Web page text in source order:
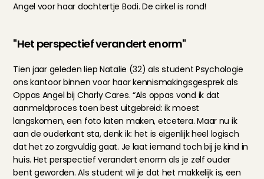
Angel voor haar dochtertje Bodi. De cirkel is rond!
"Het perspectief verandert enorm"
Tien jaar geleden liep Natalie (32) als student Psychologie
ons kantoor binnen voor haar kennismakingsgesprek als
Oppas Angel bij Charly Cares. “Als oppas vond ik dat
aanmeldproces toen best uitgebreid: ik moest
langskomen, een foto laten maken, etcetera. Maar nu ik
aan de ouderkant sta, denk ik: het is eigenlijk heel logisch
dat het zo zorgvuldig gaat. Je laat iemand toch bij je kind in
huis. Het perspectief verandert enorm als je zelf ouder
bent geworden. Als student wil je dat het makkelijk is, een